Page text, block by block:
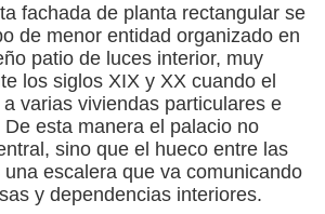
fachada de planta rectangular se
de menor entidad organizado en
patio de luces interior, muy
los siglos XIX y XX cuando el
varias viviendas particulares e
esta manera el palacio no
sino que el hueco entre las
escalera que va comunicando
y dependencias interiores.